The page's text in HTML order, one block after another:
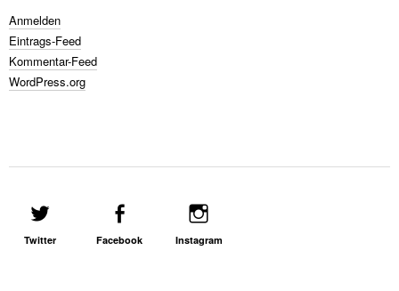
Anmelden
Eintrags-Feed
Kommentar-Feed
WordPress.org
Twitter Facebook Instagram